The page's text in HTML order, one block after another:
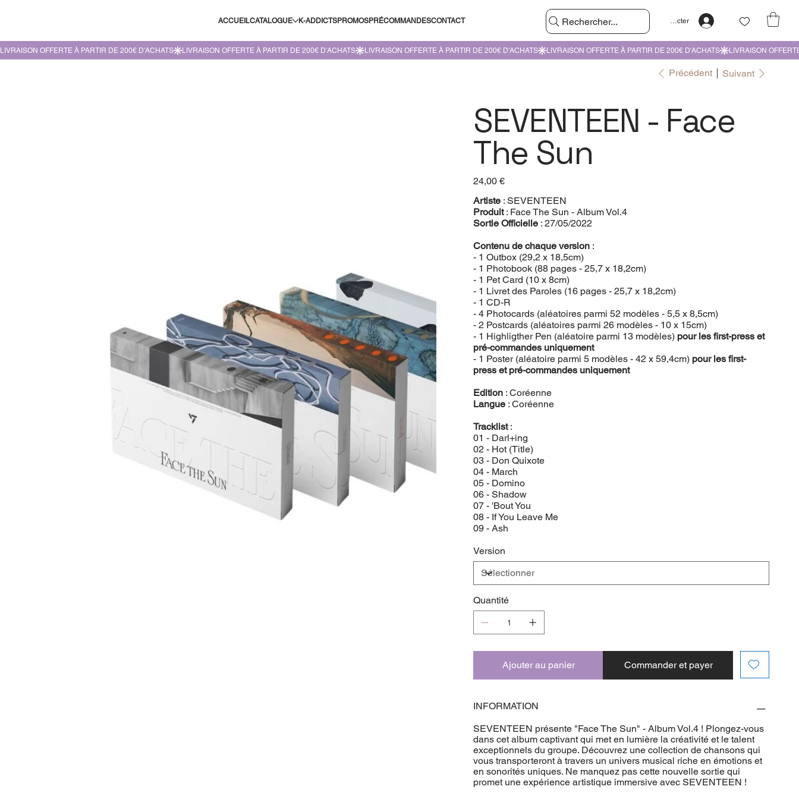
ACCUEILCATALOGUE K-ADDICTSPROMOSPRÉCOMMANDESCONTACT Rechercher... Se connecter
Précédent Suivant
SEVENTEEN - Face
The Sun
Prix
24,00 €
Artiste : SEVENTEEN
Produit: Face The Sun - Album Vol.4
Sortie Officielle : 27/05/2022
Contenu de chaque version :
- 1 Outbox (29,2 x 18,5cm)
- 1 Photobook (88 pages - 25,7 x 18,2cm)
- 1 Pet Card (10 x 8cm)
- 1 Livret des Paroles (16 pages - 25,7 x 18,2cm)
- 1 CD-R
- 4 Photocards (aléatoires parmi 52 modèles - 5,5 x 8,5cm)
- 2 Postcards (aléatoires parmi 26 modèles - 10 x 15cm)
- 1 Highligther Pen (aléatoire parmi 13 modèles) pour les first-press et
pré-commandes uniquement
- 1 Poster (aléatoire parmi 5 modèles - 42 x 59,4cm) pour les first-
press et pré-commandes uniquement
Edition : Coréenne
Langue : Coréenne
Tracklist:
01 - Darl+ing
02 - Hot (Title)
03 - Don Quixote
04 - March
05 - Domino
06 - Shadow
07 - 'Bout You
08 - If You Leave Me
09 - Ash
Version
Quantité
Ajouter au panier Commander et payer
INFORMATION
SEVENTEEN présente "Face The Sun" - Album Vol.4 ! Plongez-vous
dans cet album captivant qui met en lumière la créativité et le talent
exceptionnels du groupe. Découvrez une collection de chansons qui
vous transporteront à travers un univers musical riche en émotions et
en sonorités uniques. Ne manquez pas cette nouvelle sortie qui
promet une expérience artistique immersive avec SEVENTEEN !